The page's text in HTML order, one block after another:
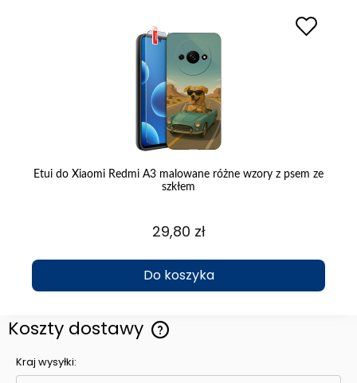
Etui do Xiaomi Redmi A3 malowane różne wzory z psem ze
szkłem
29,80 zł
Do koszyka
Koszty dostawy
Kraj wysyłki: